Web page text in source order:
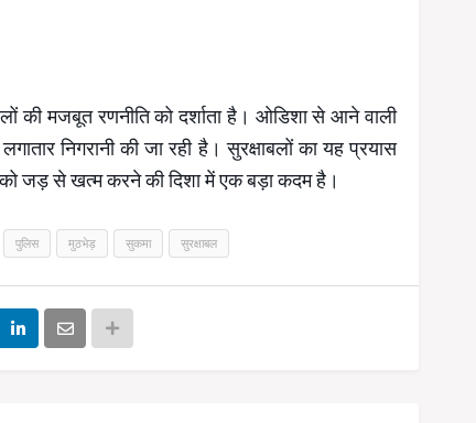
की मजबूत रणनीति को दर्शाता है। ओडिशा से आने वाली
निगरानी की जा रही है। सुरक्षाबलों का यह प्रयास
जड़ से खत्म करने की दिशा में एक बड़ा कदम है।
पुलिस मुठभेड़ सुकमा सुरक्षाबल